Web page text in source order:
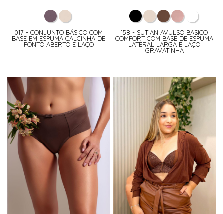
017 - CONJUNTO BÁSICO COM
BASE EM ESPUMA CALCINHA DE
PONTO ABERTO E LAÇO
158 - SUTIAN AVULSO BASICO
COMFORT COM BASE DE ESPUMA
LATERAL LARGA E LAÇO
GRAVATINHA